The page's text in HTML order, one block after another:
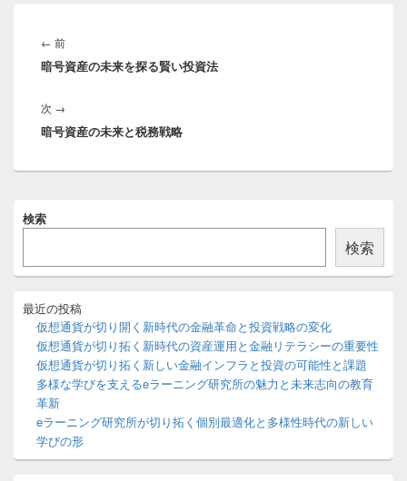
稿
ナ
ゲ
ー
シ
← 前前
の
暗号資産の未来を探る賢い投資法
次 →
の
稿:
暗号資産の未来と税務戦略
イ
イ
バ
検索
検索
最近の投稿
仮想通貨が切り開く新時代の金融革命と投資戦略の変化
仮想通貨が切り拓く新時代の資産運用と金融リテラシーの重要性
仮想通貨が切り拓く新しい金融インフラと投資の可能性と課題
多様な学びを支えるeラーニング研究所の魅力と未来志向の教育
革新
eラーニング研究所が切り拓く個別最適化と多様性時代の新しい
学びの形